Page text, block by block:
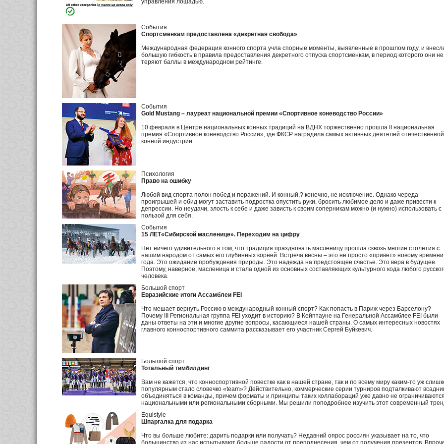
управления лошадью.
События
Спортсменкам предоставлена «декретная свобода»
Международная федерация конного спорта учла спорные моменты, выявленные в прошлом году, и
большую гибкость в правила предоставления декретного отпуска спортсменкам, в период которого они не
теряют баллы в международном рейтинге.
События
Gold Mustang – лауреат национальной премии «Спортивное коневодство России»
10 февраля в Центре национальных конных традиций на ВДНХ торжественно прошла II национальная
премия «Спортивное коневодство России», где ФКСР наградила самых активных деятелей отечественной
конной индустрии.
Психология
Право на ошибку
Любой вид спорта полон побед и поражений. И конный,? конечно, не исключение. Однако череда
проигрышей и обид могут заставить подростка опустить руки, бросить любимое дело и даже привести к
депрессии. Но неудачи, злость к себе и даже зависть к своим соперникам можно (и нужно) использовать с
пользой для себя.
События
15 ЛЕТ«Сибирской масленице». Переходим на цифру
Нет ничего удивительного в том, что традиция праздновать масленицу прошла сквозь многие столетия с
нашим народом от самых его глубинных корней. Встреча весны – это не просто «привет» новому времени
года. Это ожидание пробуждения природы. Это надежда на предстоящее счастье. Это вера в будущее.
Поэтому, наверное, масленица и стала одной из основных составляющих культурного кода любого
человека.
Большой спорт
Евразийские итоги Ассамблеи FEI
Что мешает вернуть Россию в международный конный спорт? Как попасть в Париж через Барселону?
Почему III Региональная группа FEI уходит в историю? В Кейптауне на Генеральной Ассамблее FEI были
даны ответы на эти и многие другие вопросы, касающиеся нашей страны. О самых интересных новостях
главного конноспортивного саммита рассказывает его участник Сергей Буйкевич.
Большой спорт
Тотальный тимбилдинг
Вам не кажется, что конноспортивной повестке как в нашей стране, так и по всему миру каким-то уж
популярным стало словечко «team»? Действительно, коммерческие серии турниров подталкивают
объединяться в команды, причем форматы и принципы таких коллабораций уже давно не
национальными или региональными сборными. Мы решили поподробнее изучить этот современный
Equistyle
Шпаргалка для подарка
Что вы больше любите: дарить подарки или получать? Недавний опрос россиян указывает на то, что
большинство из нас испытывают больше радости от преподнесения, чем от получения презентов.